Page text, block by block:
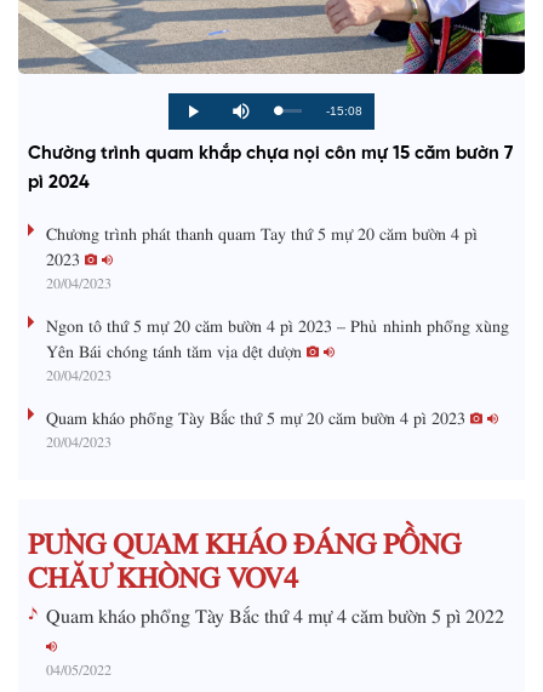
P
l
M
u
e
L
d
e
P
r
g
%
R
e
i
e
-15:08
Chường trình quam khắp chựa nọi côn mự 15 căm bườn 7
pì 2024
Chương trình phát thanh quam Tay thứ 5 mự 20 căm bườn 4 pì
2023
20/04/2023
Ngon tô thứ 5 mự 20 căm bườn 4 pì 2023 – Phủ nhinh phổng xùng
Yên Bái chóng tánh tăm vịa dệt dượn
20/04/2023
Quam kháo phổng Tày Bắc thứ 5 mự 20 căm bườn 4 pì 2023
20/04/2023
PƯNG QUAM KHÁO ĐÁNG PỒNG
CHĂƯ KHÒNG VOV4
Quam kháo phổng Tày Bắc thứ 4 mự 4 căm bườn 5 pì 2022
04/05/2022